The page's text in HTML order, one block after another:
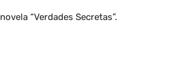
“Verdades Secretas”.